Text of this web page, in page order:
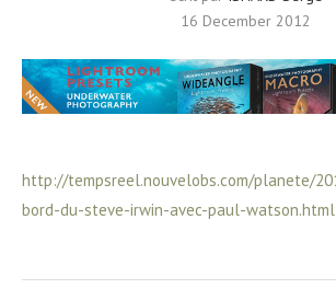
16 December 2012
http://tempsreel.nouvelobs.com/planete/
bord-du-steve-irwin-avec-paul-watson.html